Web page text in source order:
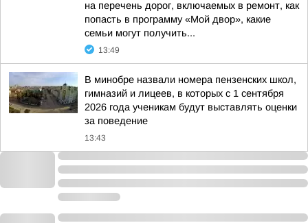
на перечень дорог, включаемых в ремонт, как
попасть в программу «Мой двор», какие
семьи могут получить...
13:49
В минобре назвали номера пензенских школ,
гимназий и лицеев, в которых с 1 сентября
2026 года ученикам будут выставлять оценки
за поведение
13:43